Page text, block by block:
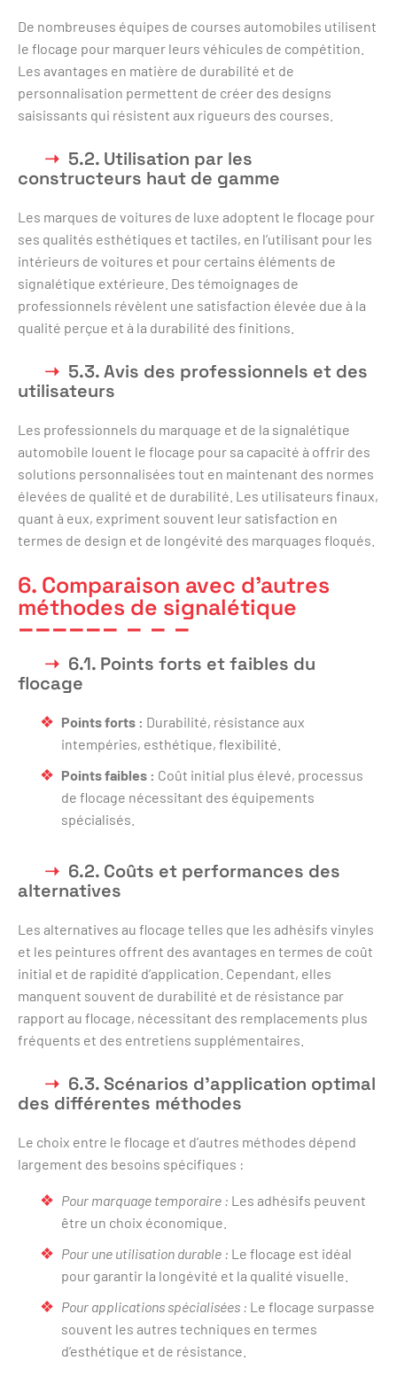
De nombreuses équipes de courses automobiles utilisent
le flocage pour marquer leurs véhicules de compétition.
Les avantages en matière de durabilité et de
personnalisation permettent de créer des designs
saisissants qui résistent aux rigueurs des courses.
5.2. Utilisation par les
constructeurs haut de gamme
Les marques de voitures de luxe adoptent le flocage pour
ses qualités esthétiques et tactiles, en l’utilisant pour les
intérieurs de voitures et pour certains éléments de
signalétique extérieure. Des témoignages de
professionnels révèlent une satisfaction élevée due à la
qualité perçue et à la durabilité des finitions.
5.3. Avis des professionnels et des
utilisateurs
Les professionnels du marquage et de la signalétique
automobile louent le flocage pour sa capacité à offrir des
solutions personnalisées tout en maintenant des normes
élevées de qualité et de durabilité. Les utilisateurs finaux,
quant à eux, expriment souvent leur satisfaction en
termes de design et de longévité des marquages floqués.
6. Comparaison avec d’autres
méthodes de signalétique
6.1. Points forts et faibles du
flocage
Points forts : Durabilité, résistance aux
intempéries, esthétique, flexibilité.
Points faibles : Coût initial plus élevé, processus
de flocage nécessitant des équipements
spécialisés.
6.2. Coûts et performances des
alternatives
Les alternatives au flocage telles que les adhésifs vinyles
et les peintures offrent des avantages en termes de coût
initial et de rapidité d’application. Cependant, elles
manquent souvent de durabilité et de résistance par
rapport au flocage, nécessitant des remplacements plus
fréquents et des entretiens supplémentaires.
6.3. Scénarios d’application optimal
des différentes méthodes
Le choix entre le flocage et d’autres méthodes dépend
largement des besoins spécifiques :
Pour marquage temporaire : Les adhésifs peuvent
être un choix économique.
Pour une utilisation durable : Le flocage est idéal
pour garantir la longévité et la qualité visuelle.
Pour applications spécialisées : Le flocage surpasse
souvent les autres techniques en termes
d’esthétique et de résistance.